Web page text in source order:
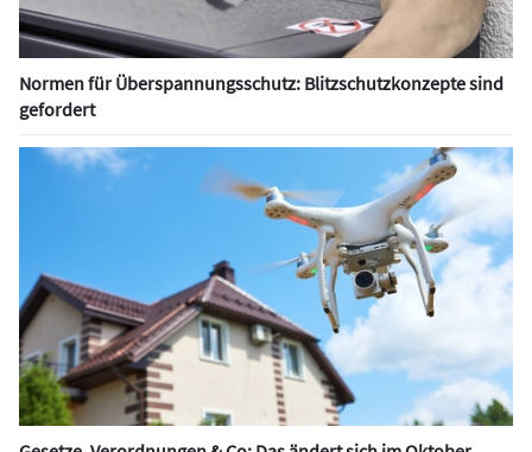
Normen für Überspannungsschutz: Blitzschutzkonzepte sind
gefordert